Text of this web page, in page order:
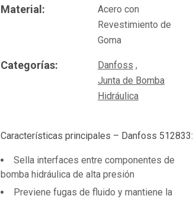
Material:
Acero con
Revestimiento de
Goma
Categorías:
Danfoss
Junta de Bomba
Hidráulica
Características principales – Danfoss 512833:
Sella interfaces entre componentes de
bomba hidráulica de alta presión
Previene fugas de fluido y mantiene la